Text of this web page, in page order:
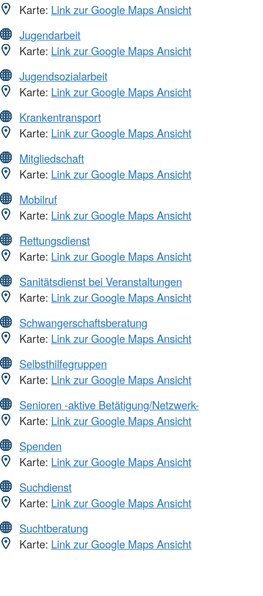
Karte: Link zur Google Maps Ansicht
Jugendarbeit
Karte: Link zur Google Maps Ansicht
Jugendsozialarbeit
Karte: Link zur Google Maps Ansicht
Krankentransport
Karte: Link zur Google Maps Ansicht
Mitgliedschaft
Karte: Link zur Google Maps Ansicht
Mobilruf
Karte: Link zur Google Maps Ansicht
Rettungsdienst
Karte: Link zur Google Maps Ansicht
Sanitätsdienst bei Veranstaltungen
Karte: Link zur Google Maps Ansicht
Schwangerschaftsberatung
Karte: Link zur Google Maps Ansicht
Selbsthilfegruppen
Karte: Link zur Google Maps Ansicht
Senioren -aktive Betätigung/Netzwerk-
Karte: Link zur Google Maps Ansicht
Spenden
Karte: Link zur Google Maps Ansicht
Suchdienst
Karte: Link zur Google Maps Ansicht
Suchtberatung
Karte: Link zur Google Maps Ansicht